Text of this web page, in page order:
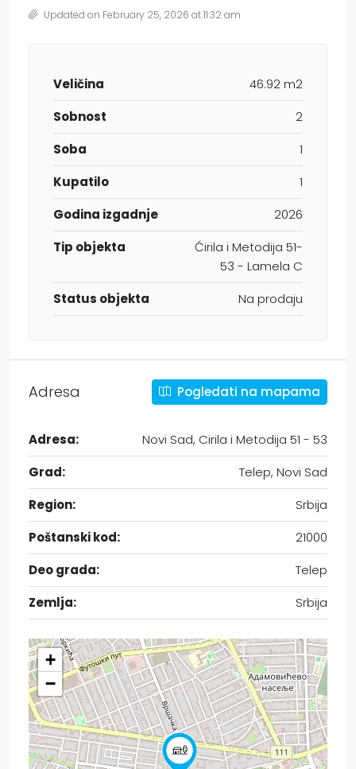
Updated on February 25, 2026 at 11:32 am
Veličina
46.92 m2
Sobnost
2
Soba
1
Kupatilo
1
Godina izgadnje
2026
Tip objekta
Ćirila i Metodija 51-
53 - Lamela C
Status objekta
Na prodaju
Adresa Pogledati na mapama
Adresa:
Novi Sad, Cirila i Metodija 51 - 53
Grad:
Telep, Novi Sad
Region:
Srbija
Poštanski kod:
21000
Deo grada:
Telep
Zemlja:
Srbija
+
−